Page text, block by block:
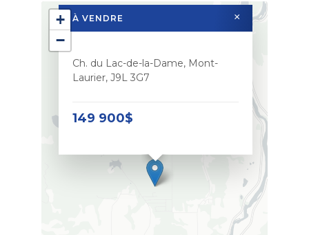
À VENDRE
Ch. du Lac-de-la-Dame, Mont-
Laurier, J9L 3G7
149 900$
×
+
−